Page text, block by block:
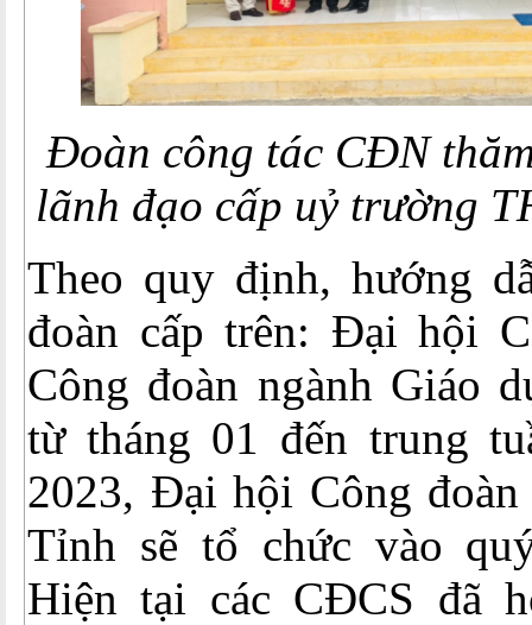
Đoàn công tác CĐN
lãnh đạo cấp uỷ trường
Theo quy định, hướng
đoàn cấp trên: Đại hội
Công đoàn ngành Giáo
từ tháng 01 đến trung
2023, Đại hội Công đoàn
Tỉnh sẽ tổ chức vào
Hiện tại các CĐCS đã